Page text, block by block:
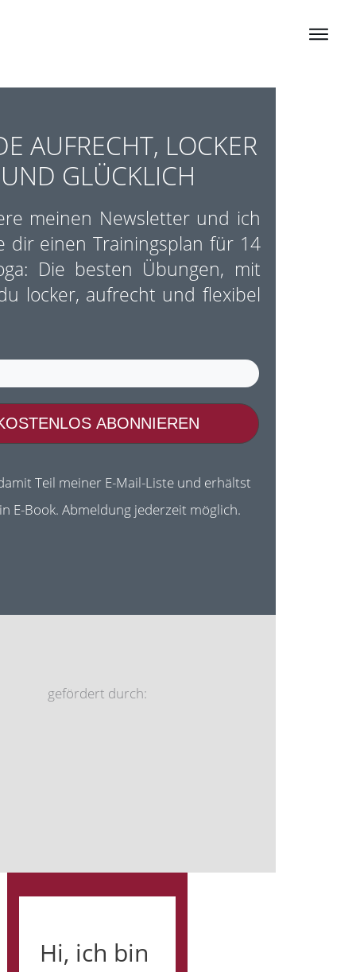
AUFRECHT, LOCKER
UND GLÜCKLICH
meinen Newsletter und ich
dir einen Trainingsplan für 14
Die besten Übungen, mit
locker, aufrecht und flexibel
ABONNIEREN
Teil meiner E-Mail-Liste und erhältst
E-Book. Abmeldung jederzeit möglich.
gefördert durch:
Hi, ich bin